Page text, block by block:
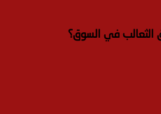
الثعالب في السوق؟